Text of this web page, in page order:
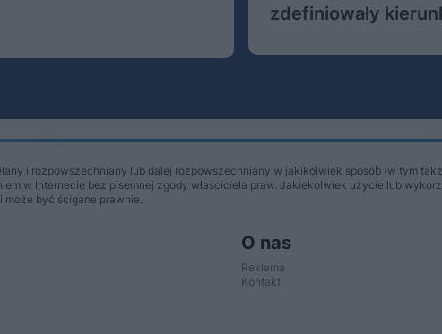
zdefiniowały
i rozpowszechniany lub dalej rozpowszechniany w jakikolwiek sposób (w tym
w Internecie bez pisemnej zgody właściciela praw. Jakiekolwiek użycie lub
może być ścigane prawnie.
O nas
Reklama
Kontakt